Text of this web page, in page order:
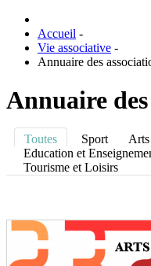
Accueil -
Vie associative -
Annuaire des
Annuaire
Toutes Sport
Education et
Tourisme et Loisirs